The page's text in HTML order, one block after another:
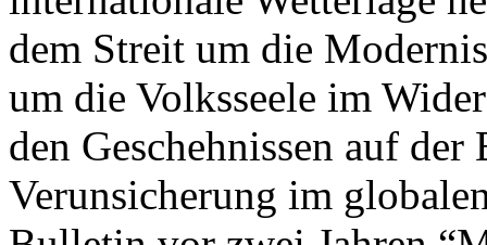
dem Streit um die
um die Volksseele im
den Geschehnissen auf
Verunsicherung im